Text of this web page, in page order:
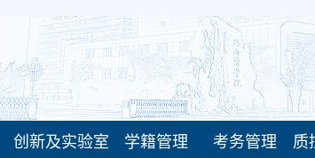
创新及实验室 学籍管理 考务管理 质